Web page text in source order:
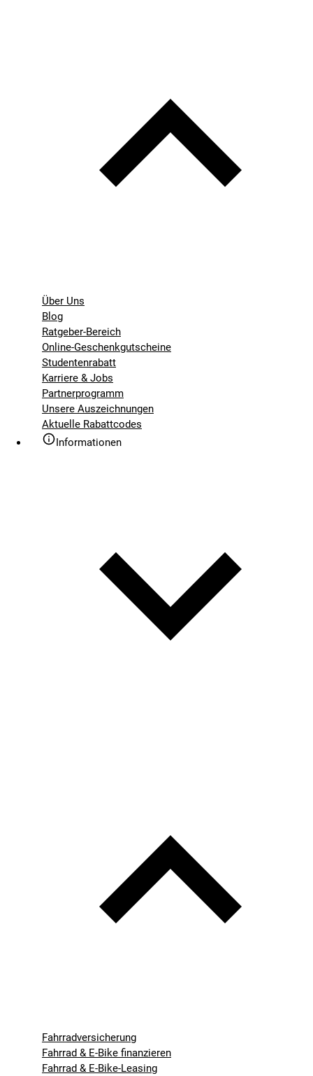
Über Uns
Blog
Ratgeber-Bereich
Online-Geschenkgutscheine
Studentenrabatt
Karriere & Jobs
Partnerprogramm
Unsere Auszeichnungen
Aktuelle Rabattcodes
Informationen
Fahrradversicherung
Fahrrad & E-Bike finanzieren
Fahrrad & E-Bike-Leasing